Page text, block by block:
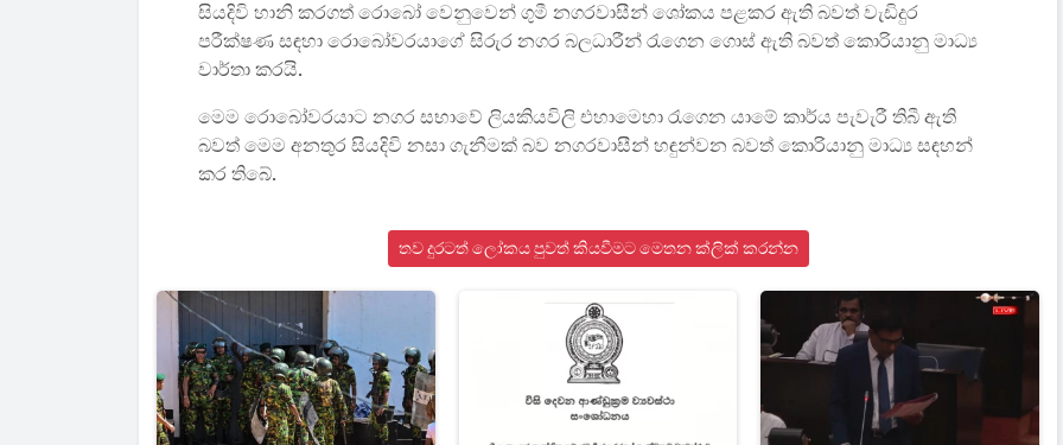
සියදිවි හානි කරගත් රොබෝ වෙනුවෙන් ගුමී නගරවාසීන් ශෝකය පළකර ඇති බවත් වැඩිදුර
පරීක්ෂණ සඳහා රොබෝවරයාගේ සිරුර නගර බලධාරීන් රැගෙන ගොස් ඇති බවත් කොරියානු මාධ්‍ය
වාර්තා කරයි.
මෙම රොබෝවරයාට නගර සභාවේ ලියකියවිලි එහාමෙහා රැගෙන යාමේ කාර්ය පැවැරී තිබී ඇති
බවත් මෙම අනතුර සියදිවි නසා ගැනීමක් බව නගරවාසීන් හඳුන්වන බවත් කොරියානු මාධ්‍ය සඳහන්
කර තිබේ.
තව දුරටත් ලෝකය පුවත් කියවීමට මෙතන ක්ලික් කරන්න